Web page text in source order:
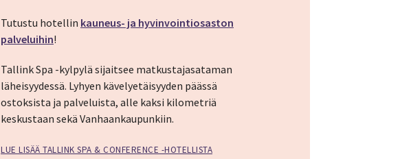
Tutustu hotellin kauneus- ja hyvinvointiosaston
palveluihin!
Tallink Spa -kylpylä sijaitsee matkustajasataman
läheisyydessä. Lyhyen kävelyetäisyyden päässä
ostoksista ja palveluista, alle kaksi kilometriä
keskustaan sekä Vanhaankaupunkiin.
LUE LISÄÄ TALLINK SPA & CONFERENCE -HOTELLISTA